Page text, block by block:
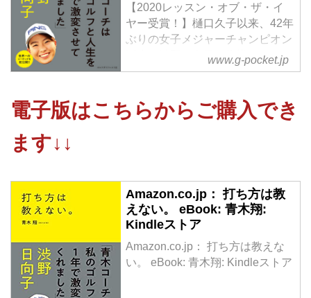
【2020レッスン・オブ・ザ・イ
ヤー受賞！】樋口久子以来、42年
ぶりの女子メジャーチャンピオン
誕生！渋野日向子を指導したコー
チ、青木翔が初めて公開する「世
青木コーチが実践するのは、
を促す「コーチング」。
ゴルフ上達だけではなく、仕事で
部下を指導したり、
子どもを育てる上でも役立ちま
す。
目標に向かって頑張っている、す
www.g-pocket.jp
電子版はこちらからご購入でき
ます↓↓
Amazon.co.jp： 打ち方は教
えない。 eBook: 青木翔:
Kindleストア
Amazon.co.jp： 打ち方は教えな
い。 eBook: 青木翔: Kindleストア